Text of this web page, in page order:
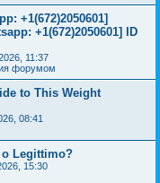
+1(672)2050601]
+1(672)2050601] ID
11:37
форумом
to This Weight
08:41
o Legittimo?
15:30